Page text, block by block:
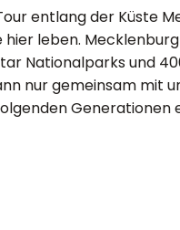
entlang der Küste
leben.
Nationalparks und
nur gemeinsam mit
Generationen